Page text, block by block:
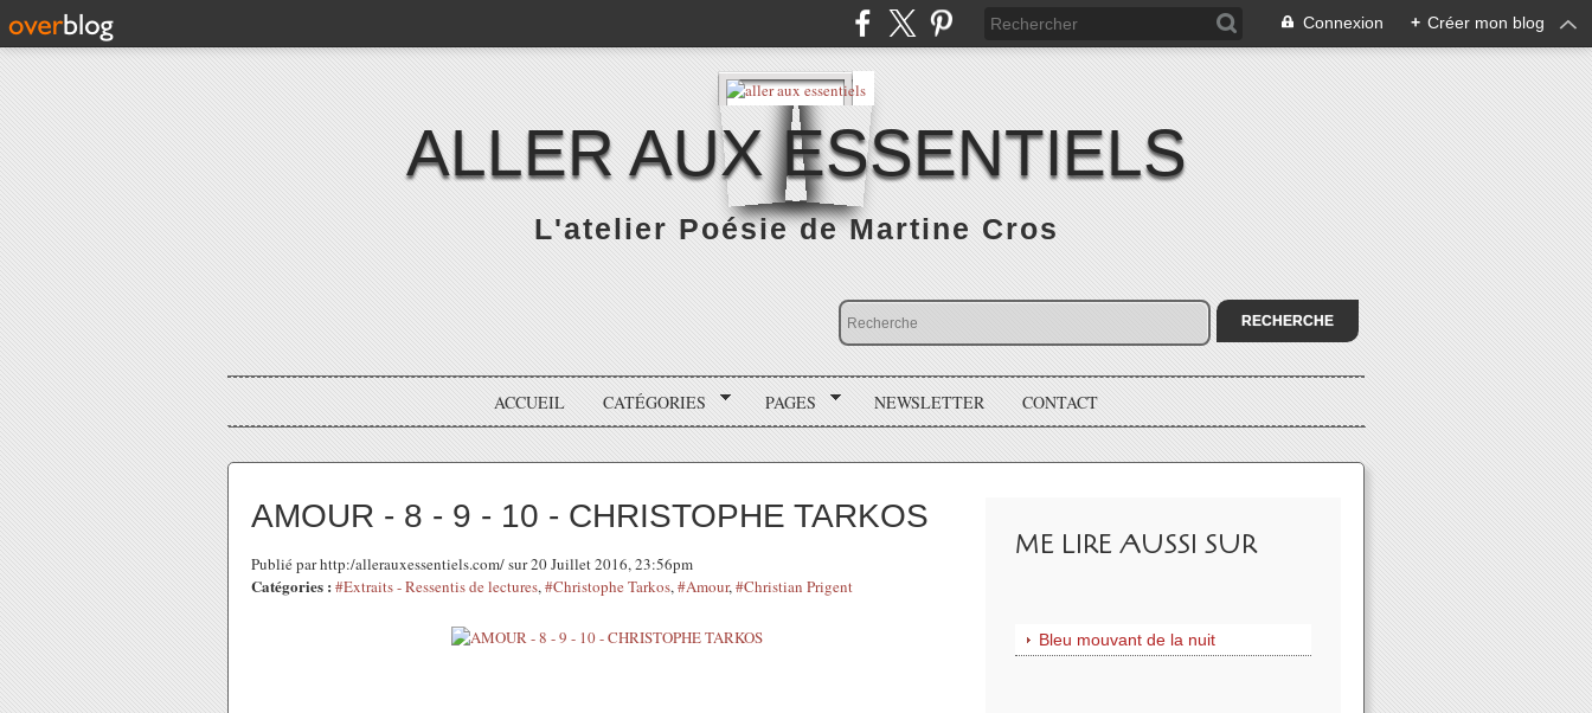
Connexion + Créer mon blog
ALLER AUX ESSENTIELS
L'atelier Poésie de Martine Cros
ACCUEIL CATÉGORIES PAGES NEWSLETTER CONTACT
AMOUR - 8 - 9 - 10 - CHRISTOPHE TARKOS
Publié par http:/allerauxessentiels.com/ sur 20 Juillet 2016, 23:56pm
Catégories : #Extraits - Ressentis de lectures,#Christophe Tarkos,#Amour,#Christian Prigent
ME LIRE AUSSI SUR
Bleu mouvant de la nuit